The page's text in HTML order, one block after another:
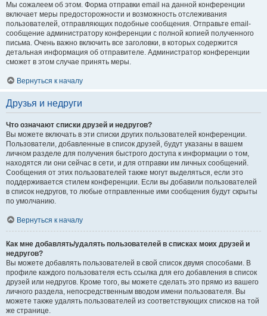
Мы сожалеем об этом. Форма отправки email на данной конференции
включает меры предосторожности и возможность отслеживания
пользователей, отправляющих подобные сообщения. Отправьте email-
сообщение администратору конференции с полной копией полученного
письма. Очень важно включить все заголовки, в которых содержится
детальная информация об отправителе. Администратор конференции
сможет в этом случае принять меры.
Вернуться к началу
Друзья и недруги
Что означают списки друзей и недругов?
Вы можете включать в эти списки других пользователей конференции.
Пользователи, добавленные в список друзей, будут указаны в вашем
личном разделе для получения быстрого доступа к информации о том,
находятся ли они сейчас в сети, и для отправки им личных сообщений.
Сообщения от этих пользователей также могут выделяться, если это
поддерживается стилем конференции. Если вы добавили пользователей
в список недругов, то любые отправленные ими сообщения будут скрыты
по умолчанию.
Вернуться к началу
Как мне добавлять/удалять пользователей в списках моих друзей и
недругов?
Вы можете добавлять пользователей в свой список двумя способами. В
профиле каждого пользователя есть ссылка для его добавления в список
друзей или недругов. Кроме того, вы можете сделать это прямо из вашего
личного раздела, непосредственным вводом имени пользователя. Вы
можете также удалять пользователей из соответствующих списков на той
же странице.